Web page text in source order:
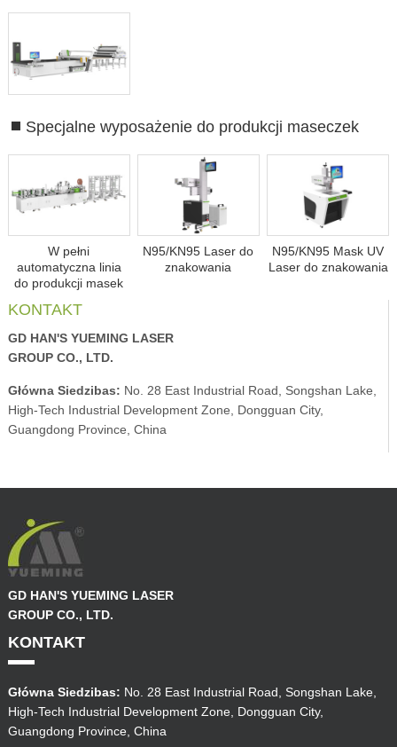
Specjalne wyposażenie do produkcji maseczek
W pełni
automatyczna linia
do produkcji masek
N95/KN95 Laser do
znakowania
N95/KN95 Mask UV
Laser do znakowania
KONTAKT
GD HAN'S YUEMING LASER
GROUP CO., LTD.
Główna Siedzibas: No. 28 East Industrial Road, Songshan Lake,
High-Tech Industrial Development Zone, Dongguan City,
Guangdong Province, China
GD HAN'S YUEMING LASER
GROUP CO., LTD.
KONTAKT
Główna Siedzibas: No. 28 East Industrial Road, Songshan Lake,
High-Tech Industrial Development Zone, Dongguan City,
Guangdong Province, China